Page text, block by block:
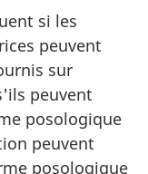
si les
peuvent
sur
peuvent
posologique
peuvent
posologique